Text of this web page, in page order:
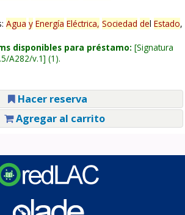
Agua y Energía Eléctrica, Sociedad del Estado,
disponibles para préstamo: Signatura
A282/v.1 (1).
Hacer reserva
Agregar al carrito